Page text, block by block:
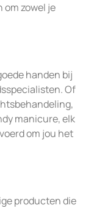
om zowel je
handen bij
Of
manicure, elk
om jou het
producten die